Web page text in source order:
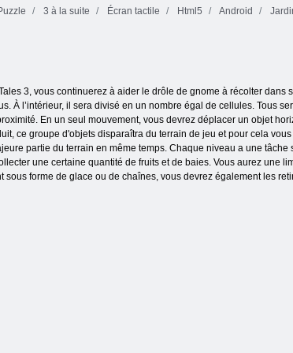
3 à la suite Écran tactile Html5 Android
3, vous continuerez à aider le drôle de gnome à récolter dans
À l’intérieur, il sera divisé en un nombre égal de cellules. Tous
En un seul mouvement, vous devrez déplacer un objet
ce groupe d'objets disparaîtra du terrain de jeu et pour cela
partie du terrain en même temps. Chaque niveau a une
une certaine quantité de fruits et de baies. Vous aurez une
forme de glace ou de chaînes, vous devrez également les